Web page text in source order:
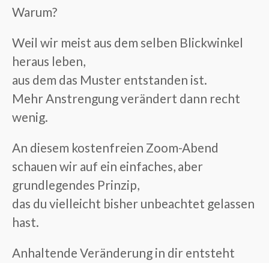
Warum?
Weil wir meist aus dem selben Blickwinkel
heraus leben,
aus dem das Muster entstanden ist.
Mehr Anstrengung verändert dann recht
wenig.
An diesem kostenfreien Zoom-Abend
schauen wir auf ein einfaches, aber
grundlegendes Prinzip,
das du vielleicht bisher unbeachtet gelassen
hast.
Anhaltende Veränderung in dir entsteht